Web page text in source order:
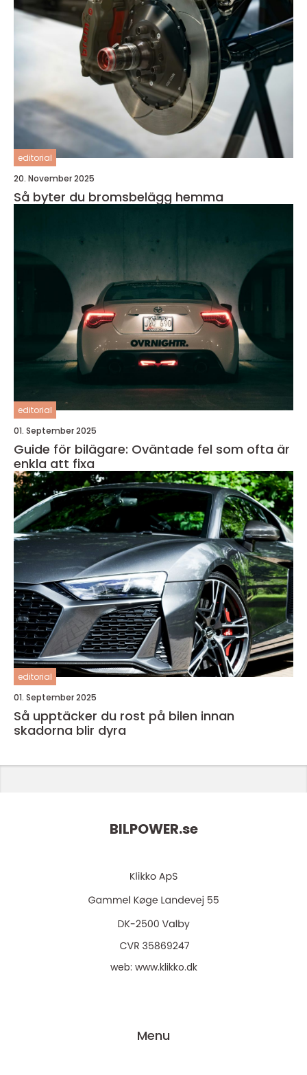
editorial
20. November 2025
Så byter du bromsbelägg hemma
editorial
01. September 2025
Guide för bilägare: Oväntade fel som ofta är
enkla att fixa
editorial
01. September 2025
Så upptäcker du rost på bilen innan
skadorna blir dyra
BILPOWER.se
web: www.klikko.dk
Menu